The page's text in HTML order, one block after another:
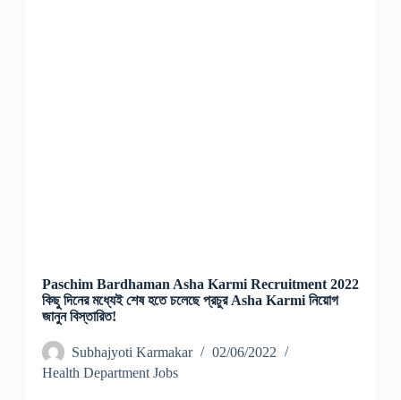
Paschim Bardhaman Asha Karmi Recruitment 2022
কিছু দিনের মধ্যেই শেষ হতে চলেছে প্রচুর Asha Karmi নিয়োগ
জানুন বিস্তারিত!
Subhajyoti Karmakar
02/06/2022
Health Department Jobs